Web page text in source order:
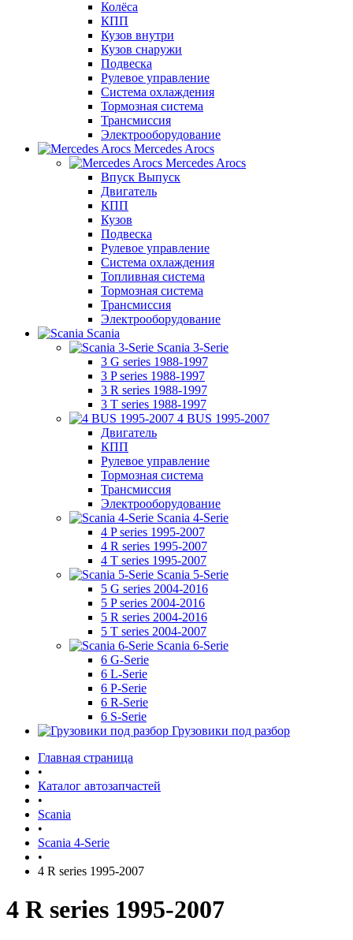
Колёса
КПП
Кузов внутри
Кузов снаружи
Подвеска
Рулевое управление
Система охлаждения
Тормозная система
Трансмиссия
Электрооборудование
Mercedes Arocs
Mercedes Arocs
Впуск Выпуск
Двигатель
КПП
Кузов
Подвеска
Рулевое управление
Система охлаждения
Топливная система
Тормозная система
Трансмиссия
Электрооборудование
Scania
Scania 3-Serie
3 G series 1988-1997
3 P series 1988-1997
3 R series 1988-1997
3 T series 1988-1997
4 BUS 1995-2007
Двигатель
КПП
Рулевое управление
Тормозная система
Трансмиссия
Электрооборудование
Scania 4-Serie
4 P series 1995-2007
4 R series 1995-2007
4 T series 1995-2007
Scania 5-Serie
5 G series 2004-2016
5 P series 2004-2016
5 R series 2004-2016
5 T series 2004-2007
Scania 6-Serie
6 G-Serie
6 L-Serie
6 P-Serie
6 R-Serie
6 S-Serie
Грузовики под разбор
Главная страница
•
Каталог автозапчастей
•
Scania
•
Scania 4-Serie
•
4 R series 1995-2007
4 R series 1995-2007